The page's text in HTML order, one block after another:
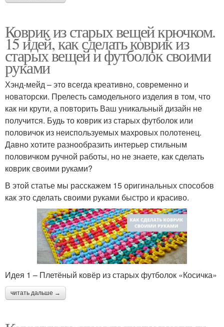
Коврик из старых вещей крючком.
15 идей, как сделать коврик из
старых вещей и футболок своими
руками
Хэнд-мейд – это всегда креативно, современно и
новаторски. Прелесть самодельного изделия в том, что
как ни крути, а повторить Ваш уникальный дизайн не
получится. Будь то коврик из старых футболок или
половичок из неиспользуемых махровых полотенец.
Давно хотите разнообразить интерьер стильным
половичком ручной работы, но не знаете, как сделать
коврик своими руками?
В этой статье мы расскажем 15 оригинальных способов
как это сделать своими руками быстро и красиво.
Идея 1 – Плетёный ковёр из старых футболок «Косичка»
читать дальше →